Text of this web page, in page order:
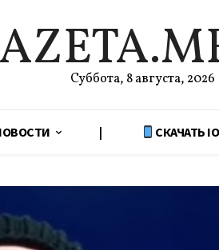
Суббота, 8 августа, 2026
| СКАЧАТЬ